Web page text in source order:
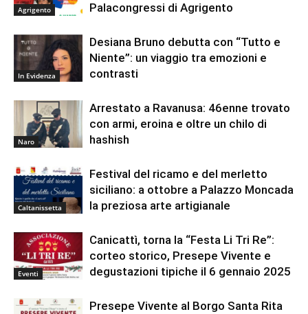
Agrigento
Palacongressi di Agrigento
In Evidenza
Desiana Bruno debutta con “Tutto e
Niente”: un viaggio tra emozioni e
contrasti
Naro
Arrestato a Ravanusa: 46enne trovato
con armi, eroina e oltre un chilo di
hashish
Caltanissetta
Festival del ricamo e del merletto
siciliano: a ottobre a Palazzo Moncada
la preziosa arte artigianale
Eventi
Canicattì, torna la “Festa Li Tri Re”:
corteo storico, Presepe Vivente e
degustazioni tipiche il 6 gennaio 2025
Presepe Vivente al Borgo Santa Rita